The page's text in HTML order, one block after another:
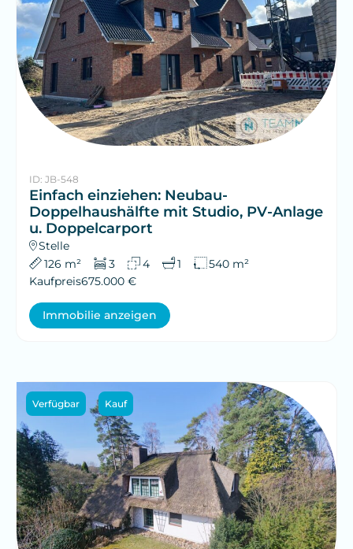
ID: JB-548
Einfach einziehen: Neubau-
Doppelhaushälfte mit Studio, PV-Anlage
u. Doppelcarport
Stelle
126 m²
3 4 1
540 m²
Kaufpreis675.000 €
Immobilie anzeigen
Verfügbar Kauf